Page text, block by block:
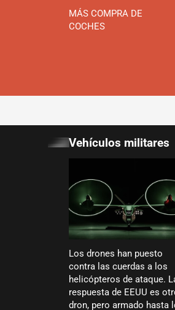
MÁS COMPRA DE
COCHES
Vehículos militares
Los drones han puesto
contra las cuerdas a los
helicópteros de ataque.
respuesta de EEUU es
dron, pero armado hasta